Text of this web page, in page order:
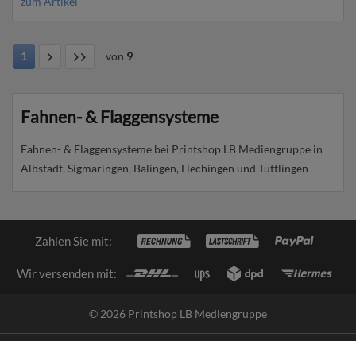
1 von 9
Fahnen- & Flaggensysteme
Fahnen- & Flaggensysteme bei Printshop LB Mediengruppe in
Albstadt, Sigmaringen, Balingen, Hechingen und Tuttlingen
Zahlen Sie mit:
Wir versenden mit:
© 2026 Printshop LB Mediengruppe